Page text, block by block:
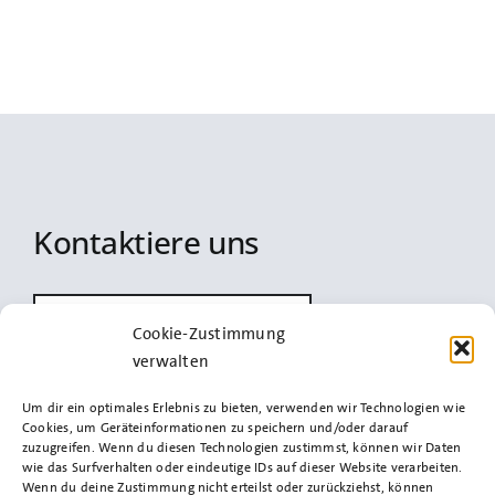
Cookie-Zustimmung
verwalten
Um dir ein optimales Erlebnis zu bieten, verwenden wir Technologien wie
Cookies, um Geräteinformationen zu speichern und/oder darauf
zuzugreifen. Wenn du diesen Technologien zustimmst, können wir Daten
wie das Surfverhalten oder eindeutige IDs auf dieser Website verarbeiten.
Wenn du deine Zustimmung nicht erteilst oder zurückziehst, können
Kontaktiere uns
info@spd-uetersen.de
Impressum